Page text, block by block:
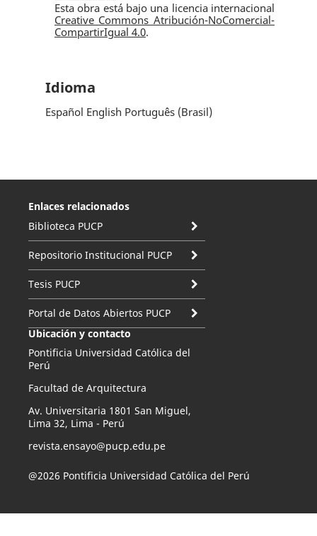
Esta obra está bajo una licencia internacional
Creative Commons Atribución-NoComercial-
CompartirIgual 4.0.
Idioma
Español English Português (Brasil)
Enlaces relacionados
Biblioteca PUCP
Repositorio Institucional PUCP
Tesis PUCP
Portal de Datos Abiertos PUCP
Ubicación y contacto
Pontificia Universidad Católica del
Perú
Facultad de Arquitectura
Av. Universitaria 1801 San Miguel,
Lima 32, Lima - Perú
revista.ensayo@pucp.edu.pe
@2026 Pontificia Universidad Católica del Perú